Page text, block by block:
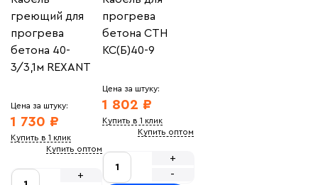
греющий для
прогрева
бетона 40-
3/3,1м REXANT
Цена за штуку:
1 730 ₽
Купить в 1 клик
Купить оптом
+
прогрева
бетона СТН
КС(Б)40-9
Цена за штуку:
1 802 ₽
Купить в 1 клик
Купить оптом
-
+